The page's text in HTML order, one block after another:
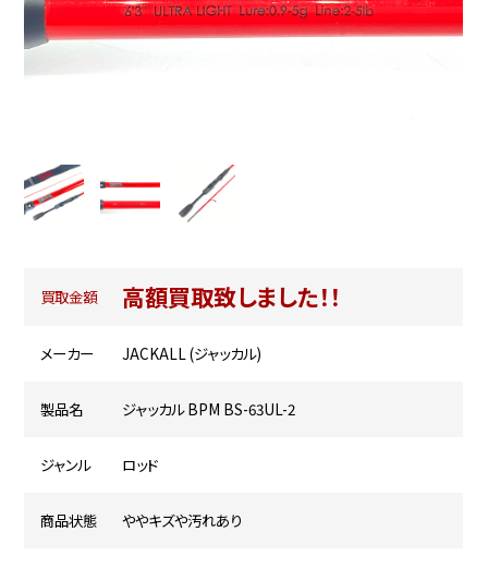
買取金額 高額買取致しました！！
メーカー JACKALL (ジャッカル)
製品名 ジャッカル BPM BS-63UL-2
ジャンル ロッド
商品状態 ややキズや汚れあり